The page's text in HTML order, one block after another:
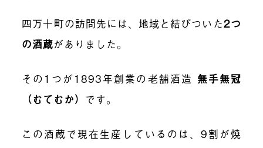
四万十町の訪問先には、地域と結びついた2つ
の酒蔵がありました。
その1つが1893年創業の老舗酒造 無手無冠
（むてむか） です。
この酒蔵で現在生産しているのは、9割が焼